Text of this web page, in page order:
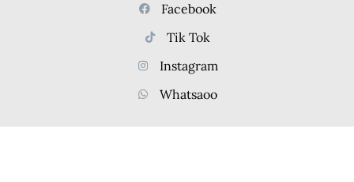
Facebook
Tik Tok
Instagram
Whatsaoo